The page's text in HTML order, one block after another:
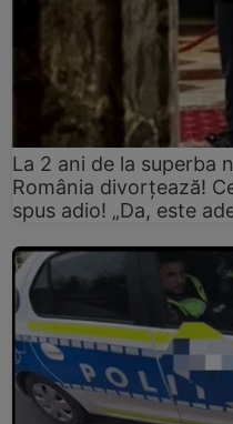
La 2 ani de la superba
România divorțează!
spus adio! „Da, este